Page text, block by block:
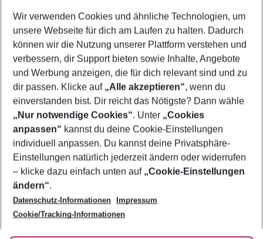
Quicklinks
Flug & Hotel Kanada
Pauschalreisen Kanada
Footer
Footer navigation
Über uns
AGB
Bestpreisgarantie
Cookie-Einstellungen ändern
Cookie-Richtlinie
Agenturbetreuung
Barrierefreies Reisen
Folge uns
Wir verwenden Cookies und ähnliche Technologien, um
unsere Webseite für dich am Laufen zu halten. Dadurch
können wir die Nutzung unserer Plattform verstehen und
verbessern, dir Support bieten sowie Inhalte, Angebote
und Werbung anzeigen, die für dich relevant sind und zu
dir passen. Klicke auf „Alle akzeptieren“, wenn du
einverstanden bist. Dir reicht das Nötigste? Dann wähle
„Nur notwendige Cookies“. Unter „Cookies
anpassen“ kannst du deine Cookie-Einstellungen
individuell anpassen. Du kannst deine Privatsphäre-
Einstellungen natürlich jederzeit ändern oder widerrufen
– klicke dazu einfach unten auf „Cookie-Einstellungen
ändern“.
Datenschutz-Informationen
Impressum
Cookie/Tracking-Informationen